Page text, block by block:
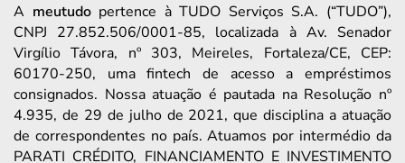
A meutudopertence à TUDO Serviços S.A. (“TUDO”),
CNPJ 27.852.506/0001-85, localizada à Av. Senador
Virgílio Távora, nº 303, Meireles, Fortaleza/CE, CEP:
60170-250, uma fintech de acesso a empréstimos
consignados. Nossa atuação é pautada na Resolução nº
4.935, de 29 de julho de 2021, que disciplina a atuação
de correspondentes no país. Atuamos por intermédio da
PARATI CRÉDITO, FINANCIAMENTO E INVESTIMENTO